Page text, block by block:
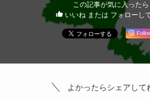
この記事が気に入ったら
いいね または フォローし
よかったらシェアして